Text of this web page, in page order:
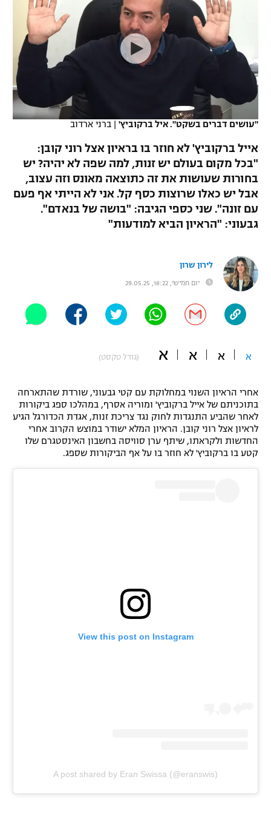
רץ ברשת
תוצאות
לוח שידורים
ברחבה
"מחצית בשכונה" – פודקאסט
משתתפים וזוכים בפרסים
תקנון משתתפים וזוכים בפרסים
תקנון עבור פעילות אלקטרה
תקנון עבור פעילות ספורט 1 – "מרלן"
גיימינג E-Sports
תנאי שימוש
הצטרפות לחבילת הערוצים
נבחרת ישראל
מכבי חיפה
בית"ר ירושלים
מכבי תל אביב
הפועל חיפה
הפועל באר שבע
מכבי נתניה
ליגה ספרדית
ליגה איטלקית
ליגה הולנדית
ליגה טורקית
ליגות נוספות
כדורסל נשים
מכבי תל אביב
הפועל חולון
הפועל ירושלים
דני אבדיה
יורוליג
יורוקאפ
כדוריד
שחייה
ג'ודו
אגרוף
ספורט אולימפי
היאבקות WWE
ספורט מוטורי
כדורמים
בייסבול MLB
ספורט אתגרי ואקסטרים
אומנויות לחימה
"עושים דברים בשקט". איל ברקוביץ' | ברני ארדוב
אייל ברקוביץ' לא חוזר בו בראיון אצל רוני קובן:
"בכל מקום בעולם יש זנות, למה שפה לא יהיה? יש
בחורות שעושות את זה כתוצאה מאונס וזה עצוב,
אבל יש כאלו שרוצות כסף קל. אני לא הייתי אף פעם
עם זונה". שני כספי הגיבה: "בושה של בנאדם".
גבעוני: "הראיון הביא למודעות"
לירון שרון
יום חמישי, 18:22, 29.05.25
א א א א (גודל טקסט)
אחרי הראיון השנוי במחלוקת עם קטי גבעוני, שורדת שהתארחה
בתוכניתם של אייל ברקוביץ' ומוריה אסרף, במהלכו ספג ביקורות
לאחר שהביע התנגדות לחוק נגד צריכת זנות, אגדת הכדורגל הגיע
לראיון אצל רוני קובן. הראיון המלא ישודר במוצש הקרוב אחרי
החדשות ולקראתו, שיתף ערן סוויסה בחשבון האינסטגרם שלו
קטע בו ברקוביץ' לא חוזר בו על אף הביקורות שספג.
View this post on Instagram
A post shared by Eran Swissa (@eranswis)